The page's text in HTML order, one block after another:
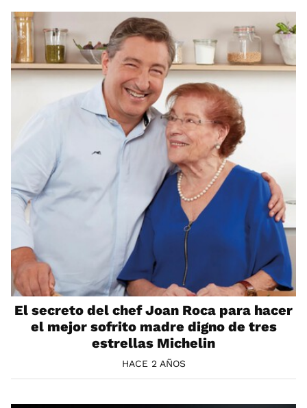
El secreto del chef Joan Roca para hacer
el mejor sofrito madre digno de tres
estrellas Michelin
HACE 2 AÑOS